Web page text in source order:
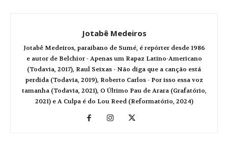
Jotabê Medeiros
Jotabê Medeiros, paraibano de Sumé, é repórter desde 1986
e autor de Belchior - Apenas um Rapaz Latino-Americano
(Todavia, 2017), Raul Seixas - Não diga que a canção está
perdida (Todavia, 2019), Roberto Carlos - Por isso essa voz
tamanha (Todavia, 2021), O Último Pau de Arara (Grafatório,
2021) e A Culpa é do Lou Reed (Reformatório, 2024)